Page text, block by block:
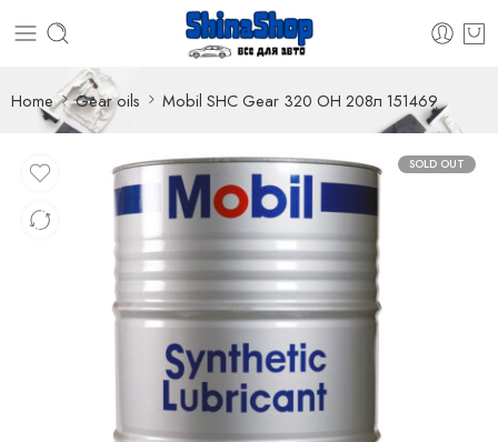
Home Gear oils Mobil SHC Gear 320 OH 208л 151469
SOLD OUT